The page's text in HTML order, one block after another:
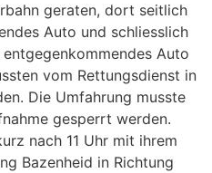
geraten, dort seitlich
Auto und schliesslich
Auto
vom Rettungsdienst in
Die Umfahrung musste
gesperrt werden.
nach 11 Uhr mit ihrem
Bazenheid in Richtung